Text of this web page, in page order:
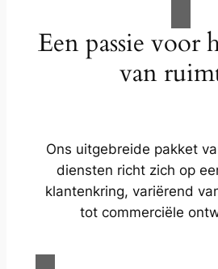
Een passie voor
van
Ons uitgebreide pakket
diensten richt zich op
klantenkring, variërend
tot commerciële